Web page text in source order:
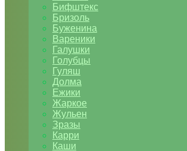
Бифштекс
Бризоль
Буженина
Вареники
Галушки
Голубцы
Гуляш
Долма
Ежики
Жаркое
Жульен
Зразы
Карри
Каши